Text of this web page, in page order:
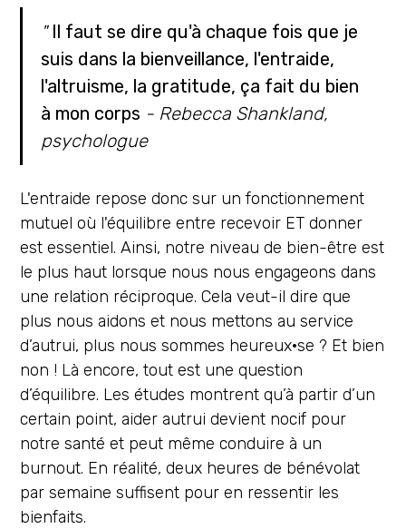
" Il faut se dire qu'à chaque fois que je
suis dans la bienveillance, l'entraide,
l'altruisme, la gratitude, ça fait du bien
à mon corps - Rebecca Shankland,
psychologue
L'entraide repose donc sur un fonctionnement
mutuel où l'équilibre entre recevoir ET donner
est essentiel. Ainsi, notre niveau de bien-être est
le plus haut lorsque nous nous engageons dans
une relation réciproque. Cela veut-il dire que
plus nous aidons et nous mettons au service
d’autrui, plus nous sommes heureux·se ? Et bien
non ! Là encore, tout est une question
d’équilibre. Les études montrent qu’à partir d’un
certain point, aider autrui devient nocif pour
notre santé et peut même conduire à un
burnout. En réalité, deux heures de bénévolat
par semaine suffisent pour en ressentir les
bienfaits.